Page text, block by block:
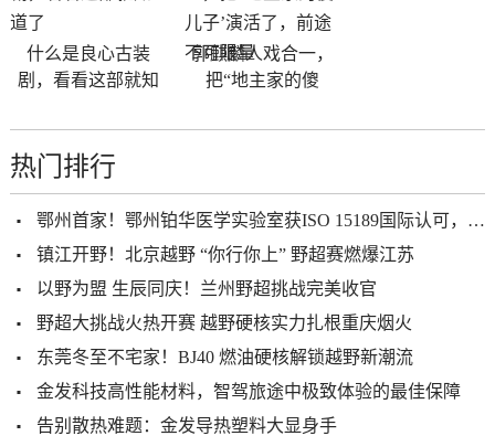
什么是良心古装
剧，看看这部就知
郭麒麟人戏合一，
把“地主家的傻
热门排行
鄂州首家！鄂州铂华医学实验室获ISO 15189国际认可，检验质量接轨全球
镇江开野！北京越野 “你行你上” 野超赛燃爆江苏
以野为盟 生辰同庆！兰州野超挑战完美收官
野超大挑战火热开赛 越野硬核实力扎根重庆烟火
东莞冬至不宅家！BJ40 燃油硬核解锁越野新潮流
金发科技高性能材料，智驾旅途中极致体验的最佳保障
告别散热难题：金发导热塑料大显身手